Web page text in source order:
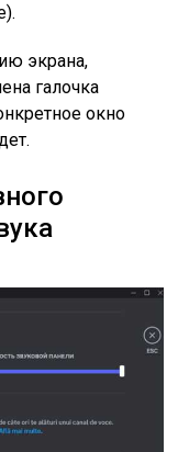
экрана,
галочка
окно